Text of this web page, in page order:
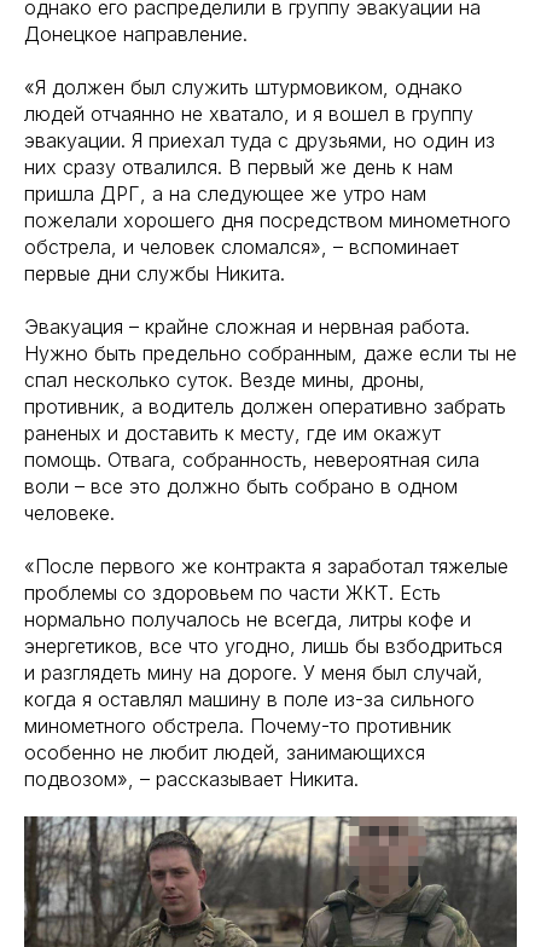
однако его распределили в группу эвакуации на
Донецкое направление.
«Я должен был служить штурмовиком, однако
людей отчаянно не хватало, и я вошел в группу
эвакуации. Я приехал туда с друзьями, но один из
них сразу отвалился. В первый же день к нам
пришла ДРГ, а на следующее же утро нам
пожелали хорошего дня посредством минометного
обстрела, и человек сломался», – вспоминает
первые дни службы Никита.
Эвакуация – крайне сложная и нервная работа.
Нужно быть предельно собранным, даже если ты не
спал несколько суток. Везде мины, дроны,
противник, а водитель должен оперативно забрать
раненых и доставить к месту, где им окажут
помощь. Отвага, собранность, невероятная сила
воли – все это должно быть собрано в одном
человеке.
«После первого же контракта я заработал тяжелые
проблемы со здоровьем по части ЖКТ. Есть
нормально получалось не всегда, литры кофе и
энергетиков, все что угодно, лишь бы взбодриться
и разглядеть мину на дороге. У меня был случай,
когда я оставлял машину в поле из-за сильного
минометного обстрела. Почему-то противник
особенно не любит людей, занимающихся
подвозом», – рассказывает Никита.